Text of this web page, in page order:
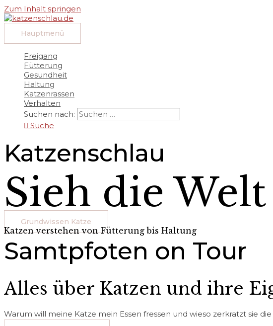
Zum Inhalt springen
Hauptmenü
Freigang
Fütterung
Gesundheit
Haltung
Katzenrassen
Verhalten
Suchen nach:
Suche
Katzenschlau
Sieh die
Grundwissen Katze
Katzen verstehen von Fütterung bis Haltung
Samtpfoten on Tour
Alles über Katzen und ihre
Warum will meine Katze mein Essen fressen und wieso zerkratzt sie